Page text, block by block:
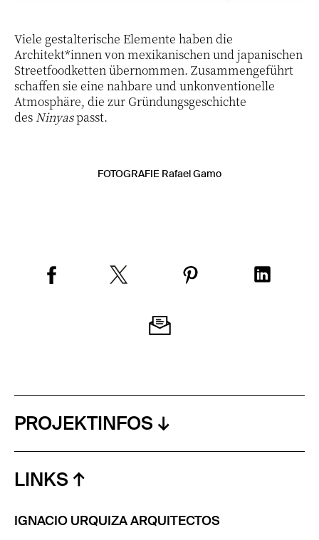
Viele gestalterische Elemente haben die
Architekt*innen von mexikanischen und japanischen
Streetfoodketten übernommen. Zusammengeführt
schaffen sie eine nahbare und unkonventionelle
Atmosphäre, die zur Gründungsgeschichte
desNinyaspasst.
FOTOGRAFIE Rafael Gamo
PROJEKTINFOS
LINKS
IGNACIO URQUIZA ARQUITECTOS